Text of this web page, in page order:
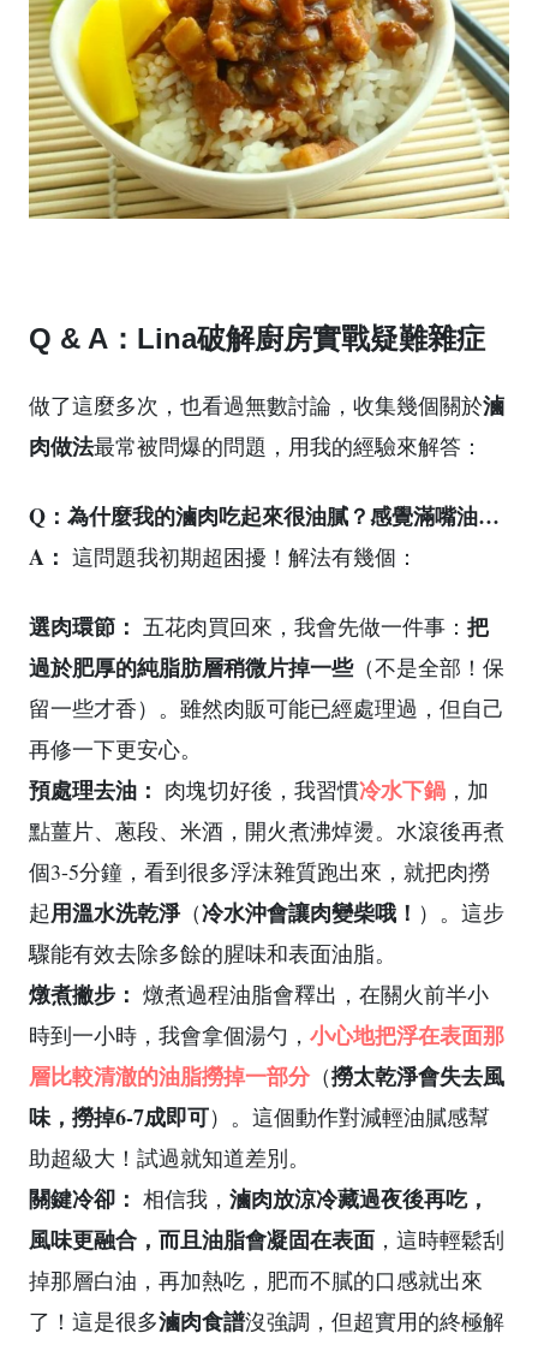
Q & A：Lina破解廚房實戰疑難雜症
做了這麼多次，也看過無數討論，收集幾個關於滷
肉做法最常被問爆的問題，用我的經驗來解答：
Q：為什麼我的滷肉吃起來很油膩？感覺滿嘴油…
A： 這問題我初期超困擾！解法有幾個：
選肉環節： 五花肉買回來，我會先做一件事： 把
過於肥厚的純脂肪層稍微片掉一些（不是全部！保
留一些才香）。雖然肉販可能已經處理過，但自己
再修一下更安心。
預處理去油： 肉塊切好後，我習慣冷水下鍋 ，加
點薑片、蔥段、米酒，開火煮沸焯燙。水滾後再煮
個3-5分鐘，看到很多浮沫雜質跑出來，就把肉撈
起用溫水洗乾淨（冷水沖會讓肉變柴哦！ ）。這步
驟能有效去除多餘的腥味和表面油脂。
燉煮撇步： 燉煮過程油脂會釋出，在關火前半小
時到一小時，我會拿個湯勺， 小心地把浮在表面那
層比較清澈的油脂撈掉一部分（撈太乾淨會失去風
味，撈掉6-7成即可）。這個動作對減輕油膩感幫
助超級大！試過就知道差別。
關鍵冷卻： 相信我， 滷肉放涼冷藏過夜後再吃，
風味更融合，而且油脂會凝固在表面 ，這時輕鬆刮
掉那層白油，再加熱吃，肥而不膩的口感就出來
了！這是很多滷肉食譜沒強調，但超實用的終極解